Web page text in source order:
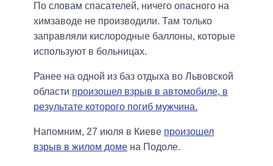
По словам спасателей, ничего опасного на
химзаводе не производили. Там только
заправляли кислородные баллоны, которые
используют в больницах.
Ранее на одной из баз отдыха во Львовской
области произошел взрыв в автомобиле, в
результате которого погиб мужчина.
Напомним, 27 июля в Киеве произошел
взрыв в жилом доме на Подоле.